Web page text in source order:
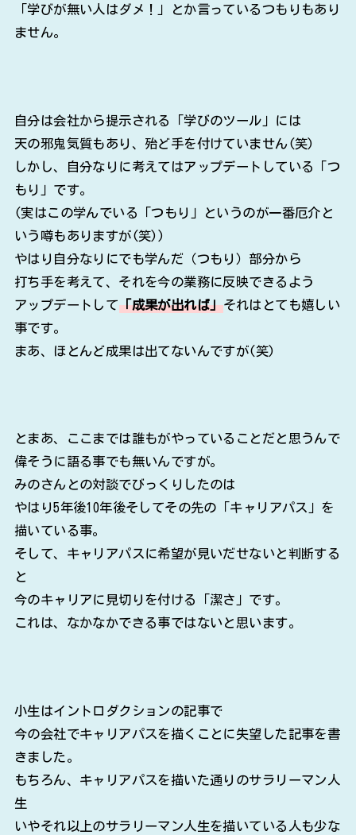
「学びが無い人はダメ！」とか言っているつもりもあり
ません。
自分は会社から提示される「学びのツール」には
天の邪鬼気質もあり、殆ど手を付けていません(笑)
しかし、自分なりに考えてはアップデートしている「つ
もり」です。
(実はこの学んでいる「つもり」というのが一番厄介と
いう噂もありますが(笑))
やはり自分なりにでも学んだ（つもり）部分から
打ち手を考えて、それを今の業務に反映できるよう
アップデートして「成果が出れば」それはとても嬉しい
事です。
まあ、ほとんど成果は出てないんですが(笑)
とまあ、ここまでは誰もがやっていることだと思うんで
偉そうに語る事でも無いんですが。
みのさんとの対談でびっくりしたのは
やはり5年後10年後そしてその先の「キャリアパス」を
描いている事。
そして、キャリアパスに希望が見いだせないと判断する
と
今のキャリアに見切りを付ける「潔さ」です。
これは、なかなかできる事ではないと思います。
小生はイントロダクションの記事で
今の会社でキャリアパスを描くことに失望した記事を書
きました。
もちろん、キャリアパスを描いた通りのサラリーマン人
生
いやそれ以上のサラリーマン人生を描いている人も少な